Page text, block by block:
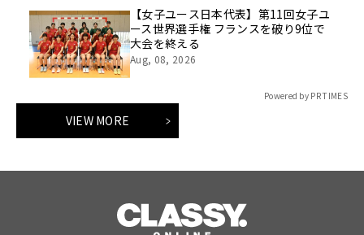
【女子ユース日本代表】第11回女子ユ
ース世界選手権 フランスを破り9位で
大会を終える
Aug, 08, 2026
Powered by PR TIMES
VIEW MORE